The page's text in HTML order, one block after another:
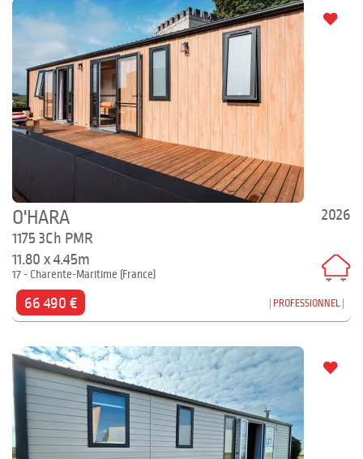
2026
O'HARA
1175 3Ch PMR
11.80 x 4.45m
17 - Charente-Maritime (France)
66 490 € PROFESSIONNEL